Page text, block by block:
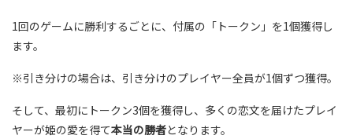
1回のゲームに勝利するごとに、付属の「トークン」を1個獲得し
ます。
※引き分けの場合は、引き分けのプレイヤー全員が1個ずつ獲得。
そして、最初にトークン3個を獲得し、多くの恋文を届けたプレイ
ヤーが姫の愛を得て本当の勝者となります。